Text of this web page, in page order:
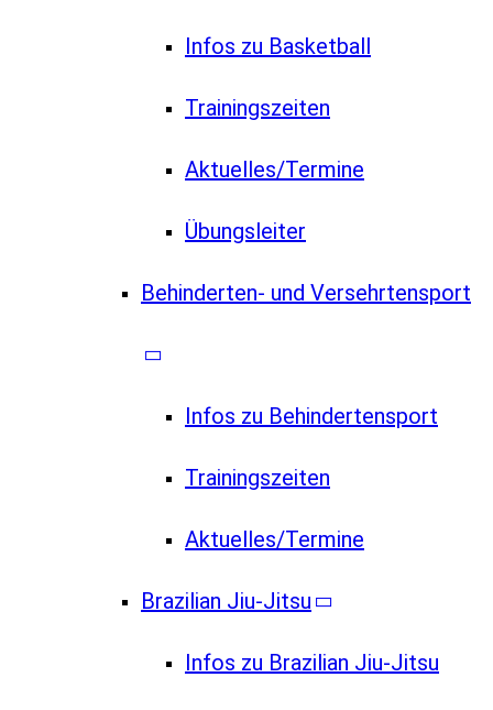
Infos zu Basketball
Trainingszeiten
Aktuelles/Termine
Übungsleiter
Behinderten- und Versehrtensport
Infos zu Behindertensport
Trainingszeiten
Aktuelles/Termine
Brazilian Jiu-Jitsu
Infos zu Brazilian Jiu-Jitsu